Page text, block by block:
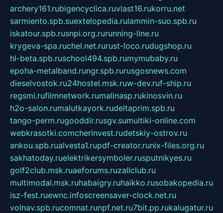
archery161.rubigencyclica.ruvlast16.rukorru.net
sarmiento.spb.suextelopedia.rulammin-suo.spb.ru
iskatour.spb.rusnpi.org.rurunning-line.ru
krygeva-spa.ruchel.net.rurust-loco.rudugshop.ru
hl-beta.spb.ruschool494.spb.rumymubaby.ru
epoha-metalband.rungr.spb.rurusgosnews.com
dieselvostok.ru24hostel.msk.ruw-dev.ruf-ship.ru
regsmi.rufilmnetwork.rumalinasp.rukinosvin.ru
h2o-salon.rumalutkayork.rudeltaprim.spb.ru
tango-perm.rugooddir.rusgv.sumultiki-online.com
webkrasotki.comcherinvest.rudetskiy-ostrov.ru
ankou.spb.rualvesta1.rupdf-creator.runix-files.org.ru
sakhatoday.ruelektrikersymboler.rusputnikyes.ru
golf2club.msk.ruaeforums.ruzallclub.ru
multimodal.msk.ruhabaigry.ruhaikko.rusobakopedia.ru
isz-fest.ruewnc.infoscreensaver-clock.net.ru
volnav.spb.rucomnat.runpf.net.ru7bit.pp.rukalugatur.ru